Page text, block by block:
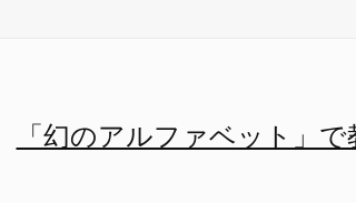
「幻のアルファベット」